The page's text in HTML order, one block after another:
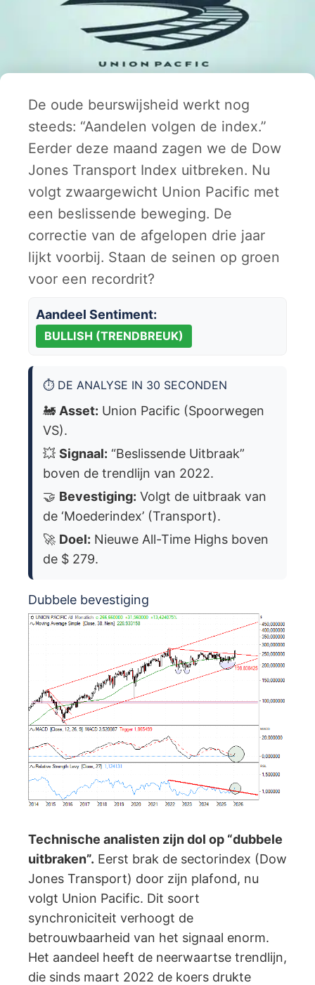
De oude beurswijsheid werkt nog
steeds: “Aandelen volgen de index.”
Eerder deze maand zagen we de Dow
Jones Transport Index uitbreken. Nu
volgt zwaargewicht Union Pacific met
een beslissende beweging. De
correctie van de afgelopen drie jaar
lijkt voorbij. Staan de seinen op groen
voor een recordrit?
Aandeel Sentiment:
BULLISH (TRENDBREUK)
⏱️ DE ANALYSE IN 30 SECONDEN
🚂 Asset: Union Pacific (Spoorwegen
VS).
💥 Signaal: “Beslissende Uitbraak”
boven de trendlijn van 2022.
🤝 Bevestiging: Volgt de uitbraak van
de ‘Moederindex’ (Transport).
🚀 Doel: Nieuwe All-Time Highs boven
de $ 279.
Dubbele bevestiging
Technische analisten zijn dol op “dubbele
uitbraken”. Eerst brak de sectorindex (Dow
Jones Transport) door zijn plafond, nu
volgt Union Pacific. Dit soort
synchroniciteit verhoogt de
betrouwbaarheid van het signaal enorm.
Het aandeel heeft de neerwaartse trendlijn,
die sinds maart 2022 de koers drukte